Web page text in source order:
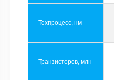
Техпроцесс, нм
Транзисторов, млн